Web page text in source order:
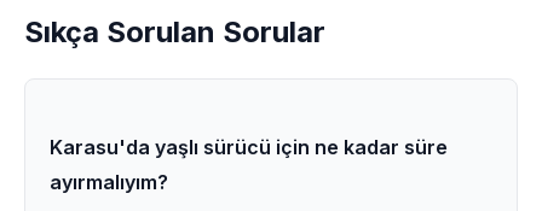
Sıkça Sorulan Sorular
Karasu'da yaşlı sürücü için ne kadar süre
ayırmalıyım?